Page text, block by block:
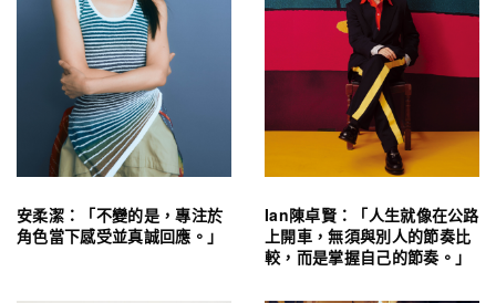
安柔潔：「不變的是，專注於
角色當下感受並真誠回應。」
Ian陳卓賢：「人生就像在公路
上開車，無須與別人的節奏比
較，而是掌握自己的節奏。」